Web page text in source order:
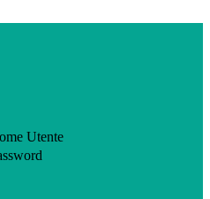
Utente